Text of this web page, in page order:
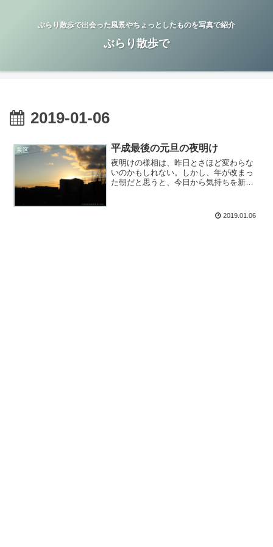
ぶらり散歩で出会った風景やちょっとしたものを写真で紹介
ぶらり散歩で
2019-01-06
泉区 平成最後の元旦の夜明け
夜明けの様相は、昨日とさほど変わらな
いのかもしれない。しかし、年が改まっ
た朝だと思うと、今日から気持ちを新た
2019.01.06